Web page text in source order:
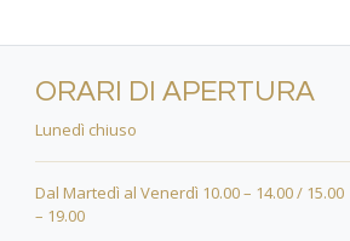
ORARI DI APERTURA
Lunedì chiuso
Dal Martedì al Venerdì 10.00 – 14.00 / 15.00
– 19.00